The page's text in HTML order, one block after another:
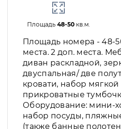
Площадь 48-50кв.м.
Площадь номера - 48-
места. 2 доп. места.
диван раскладной,
двуспальная/ две
кровати, набор
прикроватные
Оборудование: мини-
набор посуды,
(также банные